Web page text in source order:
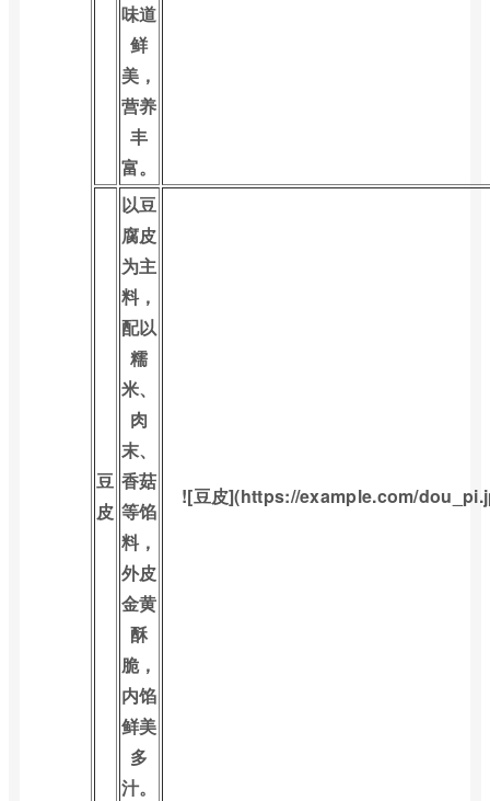
味道
鲜
美，
营养
丰
富。
豆
皮
以豆
腐皮
为主
料，
配以
糯
米、
肉
末、
香菇
等馅
料，
外皮
金黄
酥
脆，
内馅
鲜美
多
汁。
![豆皮](https://example.com/